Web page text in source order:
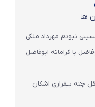
ها
نبودم مهرداد ملکی
با کراماته ابوفاضل
چته بیقراری اشکان